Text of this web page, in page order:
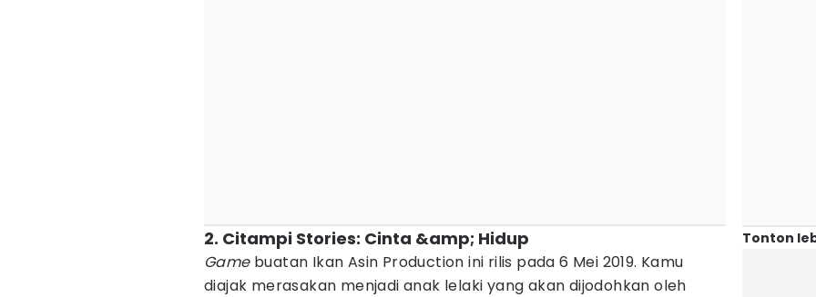
2. Citampi Stories: Cinta &amp; Hidup
Gamebuatan Ikan Asin Production ini rilis pada 6 Mei 2019. Kamu
diajak merasakan menjadi anak lelaki yang akan dijodohkan oleh
Tonton